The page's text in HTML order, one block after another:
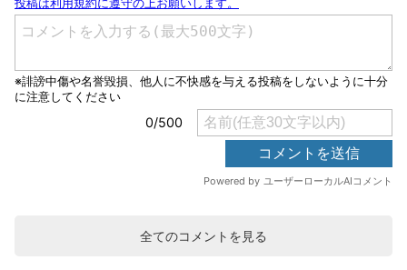
全てのコメントを見る